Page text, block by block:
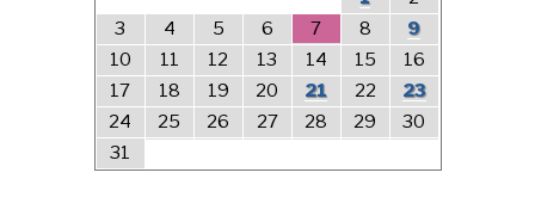
3
4 5 6 7 8
9
10
11 12 13 14 15
16
17
18 19 20 21 22
23
24
25 26 27 28 29
30
31